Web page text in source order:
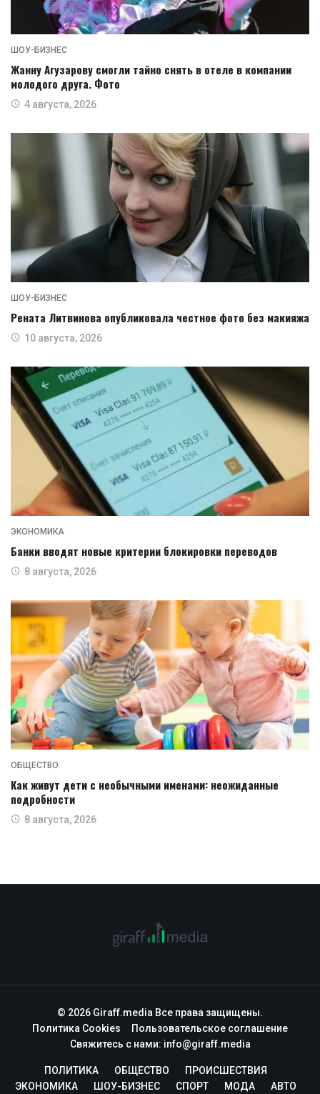
ШОУ-БИЗНЕС
Жанну Агузарову смогли тайно снять в отеле в компании
молодого друга. Фото
4 августа, 2026
ШОУ-БИЗНЕС
Рената Литвинова опубликовала честное фото без макияжа
10 августа, 2026
ЭКОНОМИКА
Банки вводят новые критерии блокировки переводов
8 августа, 2026
ОБЩЕСТВО
Как живут дети с необычными именами: неожиданные
подробности
8 августа, 2026
© 2026 Giraff.media Все права защищены.
Политика Cookies
Пользовательское соглашение
Свяжитесь с нами: info@giraff.media
ПОЛИТИКА ОБЩЕСТВО
ПРОИСШЕСТВИЯ
ЭКОНОМИКА
ШОУ-БИЗНЕС СПОРТ МОДА АВТО